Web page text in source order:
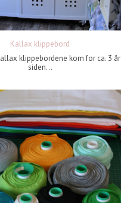
Kallax klippebord
klippebordene kom for ca. 3 år
siden...